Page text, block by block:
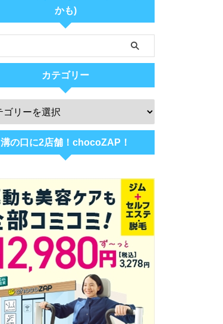
かも)
カテゴリー
溝の口に2店舗！chocoZAP！